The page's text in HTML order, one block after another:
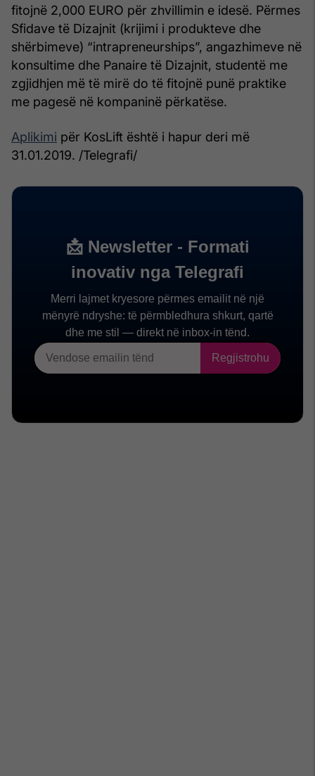
fitojnë 2,000 EURO për zhvillimin e idesë. Përmes
Sfidave të Dizajnit (krijimi i produkteve dhe
shërbimeve) “intrapreneurships”, angazhimeve në
konsultime dhe Panaire të Dizajnit, studentë me
zgjidhjen më të mirë do të fitojnë punë praktike
me pagesë në kompaninë përkatëse.
Aplikimi për KosLift është i hapur deri më
31.01.2019. /Telegrafi/